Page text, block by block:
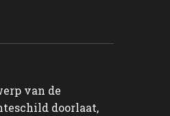
van de
doorlaat,